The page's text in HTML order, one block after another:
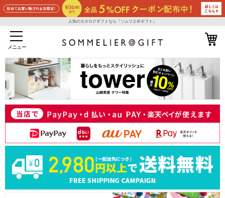
人気のカタログギフトなら『ソムリエ＠ギフト』
メニュー